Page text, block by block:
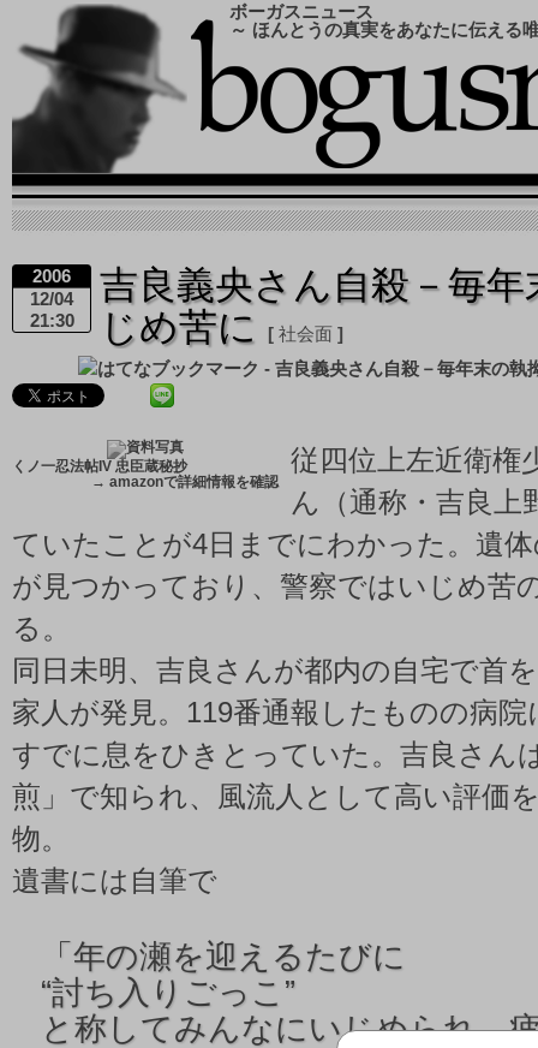
ボーガスニュース
～ ほんとうの真実をあなたに伝える
2006
12/04
21:30
吉良義央さん自殺－毎
じめ苦に
社会面
くノ一忍法帖IV 忠臣蔵秘抄
→ amazonで詳細情報を確認
従四位上左近衛権
ん（通称・吉良上
ていたことが4日までにわかった。遺
が見つかっており、警察ではいじめ苦
る。
同日未明、吉良さんが都内の自宅で首
家人が発見。119番通報したものの病
すでに息をひきとっていた。吉良さん
煎」で知られ、風流人として高い評価
物。
遺書には自筆で
「 年の瀬を迎えるたびに
“討ち入りごっこ”
と称してみんなにいじめられ、